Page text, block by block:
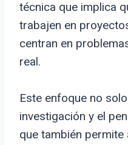
técnica que implica
trabajen en
centran en
real.
Este enfoque no
investigación y el
que también